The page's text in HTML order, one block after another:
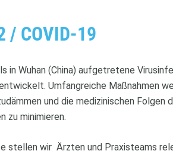
/ COVID-19
in Wuhan (China) aufgetretene
Umfangreiche Maßnahmen
und die medizinischen Folgen
zu minimieren.
stellen wir Ärzten und Praxisteams